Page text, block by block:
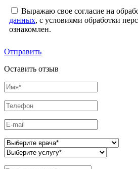
Выражаю свое согласие на
данных, с условиями обработки
ознакомлен.
Отправить
Оставить отзыв